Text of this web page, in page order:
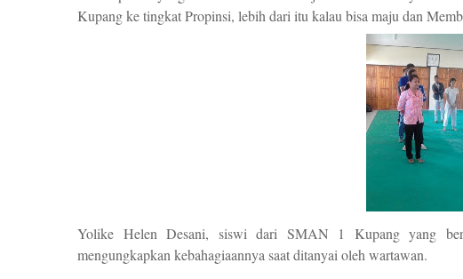
Kupang ke tingkat Propinsi, lebih dari itu kalau bisa maju dan
Yolike Helen Desani, siswi dari SMAN 1 Kupang yang
mengungkapkan kebahagiaannya saat ditanyai oleh wartawan.